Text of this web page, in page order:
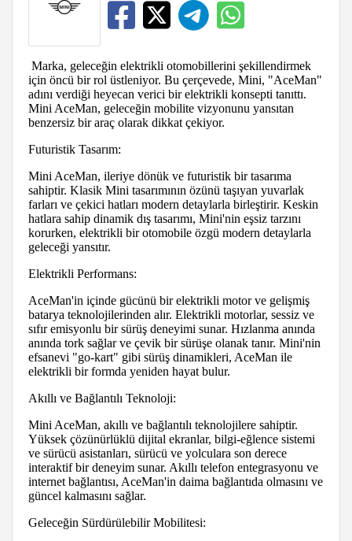
Marka, geleceğin elektrikli otomobillerini şekillendirmek
için öncü bir rol üstleniyor. Bu çerçevede, Mini, "AceMan"
adını verdiği heyecan verici bir elektrikli konsepti tanıttı.
Mini AceMan, geleceğin mobilite vizyonunu yansıtan
benzersiz bir araç olarak dikkat çekiyor.
Futuristik Tasarım:
Mini AceMan, ileriye dönük ve futuristik bir tasarıma
sahiptir. Klasik Mini tasarımının özünü taşıyan yuvarlak
farları ve çekici hatları modern detaylarla birleştirir. Keskin
hatlara sahip dinamik dış tasarımı, Mini'nin eşsiz tarzını
korurken, elektrikli bir otomobile özgü modern detaylarla
geleceği yansıtır.
Elektrikli Performans:
AceMan'in içinde gücünü bir elektrikli motor ve gelişmiş
batarya teknolojilerinden alır. Elektrikli motorlar, sessiz ve
sıfır emisyonlu bir sürüş deneyimi sunar. Hızlanma anında
anında tork sağlar ve çevik bir sürüşe olanak tanır. Mini'nin
efsanevi "go-kart" gibi sürüş dinamikleri, AceMan ile
elektrikli bir formda yeniden hayat bulur.
Akıllı ve Bağlantılı Teknoloji:
Mini AceMan, akıllı ve bağlantılı teknolojilere sahiptir.
Yüksek çözünürlüklü dijital ekranlar, bilgi-eğlence sistemi
ve sürücü asistanları, sürücü ve yolculara son derece
interaktif bir deneyim sunar. Akıllı telefon entegrasyonu ve
internet bağlantısı, AceMan'in daima bağlantıda olmasını ve
güncel kalmasını sağlar.
Geleceğin Sürdürülebilir Mobilitesi: